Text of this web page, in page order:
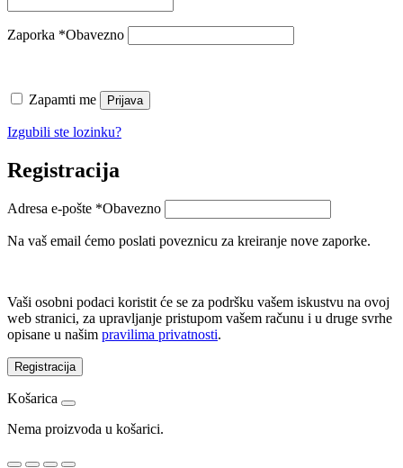
Zaporka *Obavezno
Zapamti me Prijava
Izgubili ste lozinku?
Registracija
Adresa e-pošte *Obavezno
Na vaš email ćemo poslati poveznicu za kreiranje nove zaporke.
Vaši osobni podaci koristit će se za podršku vašem iskustvu na ovoj
web stranici, za upravljanje pristupom vašem računu i u druge svrhe
opisane u našim pravilima privatnosti.
Registracija
Košarica
Nema proizvoda u košarici.